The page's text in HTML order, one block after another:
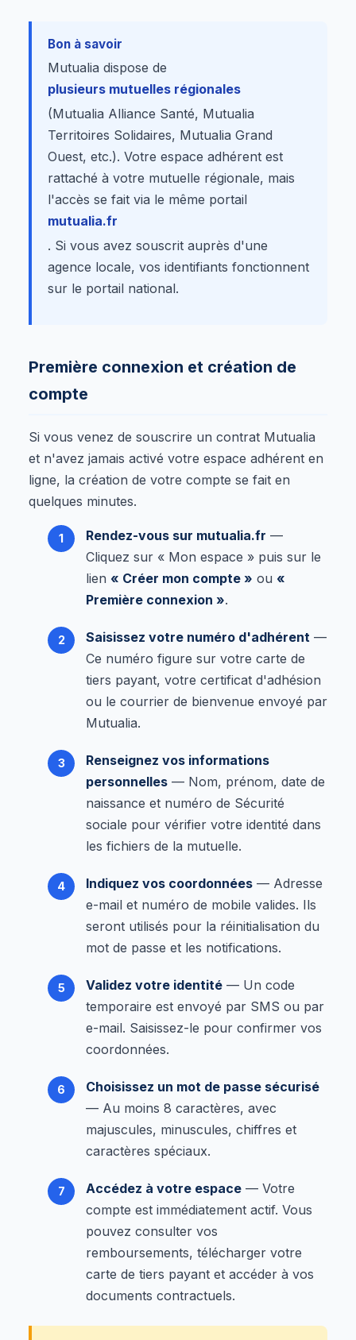
Bon à savoir
Mutualia dispose de
plusieurs mutuelles régionales
(Mutualia Alliance Santé, Mutualia
Territoires Solidaires, Mutualia Grand
Ouest, etc.). Votre espace adhérent est
rattaché à votre mutuelle régionale, mais
l'accès se fait via le même portail
mutualia.fr
. Si vous avez souscrit auprès d'une
agence locale, vos identifiants fonctionnent
sur le portail national.
Première connexion et création de
compte
Si vous venez de souscrire un contrat Mutualia
et n'avez jamais activé votre espace adhérent en
ligne, la création de votre compte se fait en
quelques minutes.
Rendez-vous sur mutualia.fr —
Cliquez sur « Mon espace » puis sur le
lien « Créer mon compte » ou «
Première connexion ».
Saisissez votre numéro d'adhérent —
Ce numéro figure sur votre carte de
tiers payant, votre certificat d'adhésion
ou le courrier de bienvenue envoyé par
Mutualia.
Renseignez vos informations
personnelles — Nom, prénom, date de
naissance et numéro de Sécurité
sociale pour vérifier votre identité dans
les fichiers de la mutuelle.
Indiquez vos coordonnées — Adresse
e-mail et numéro de mobile valides. Ils
seront utilisés pour la réinitialisation du
mot de passe et les notifications.
Validez votre identité — Un code
temporaire est envoyé par SMS ou par
e-mail. Saisissez-le pour confirmer vos
coordonnées.
Choisissez un mot de passe sécurisé
— Au moins 8 caractères, avec
majuscules, minuscules, chiffres et
caractères spéciaux.
Accédez à votre espace — Votre
compte est immédiatement actif. Vous
pouvez consulter vos
remboursements, télécharger votre
carte de tiers payant et accéder à vos
documents contractuels.